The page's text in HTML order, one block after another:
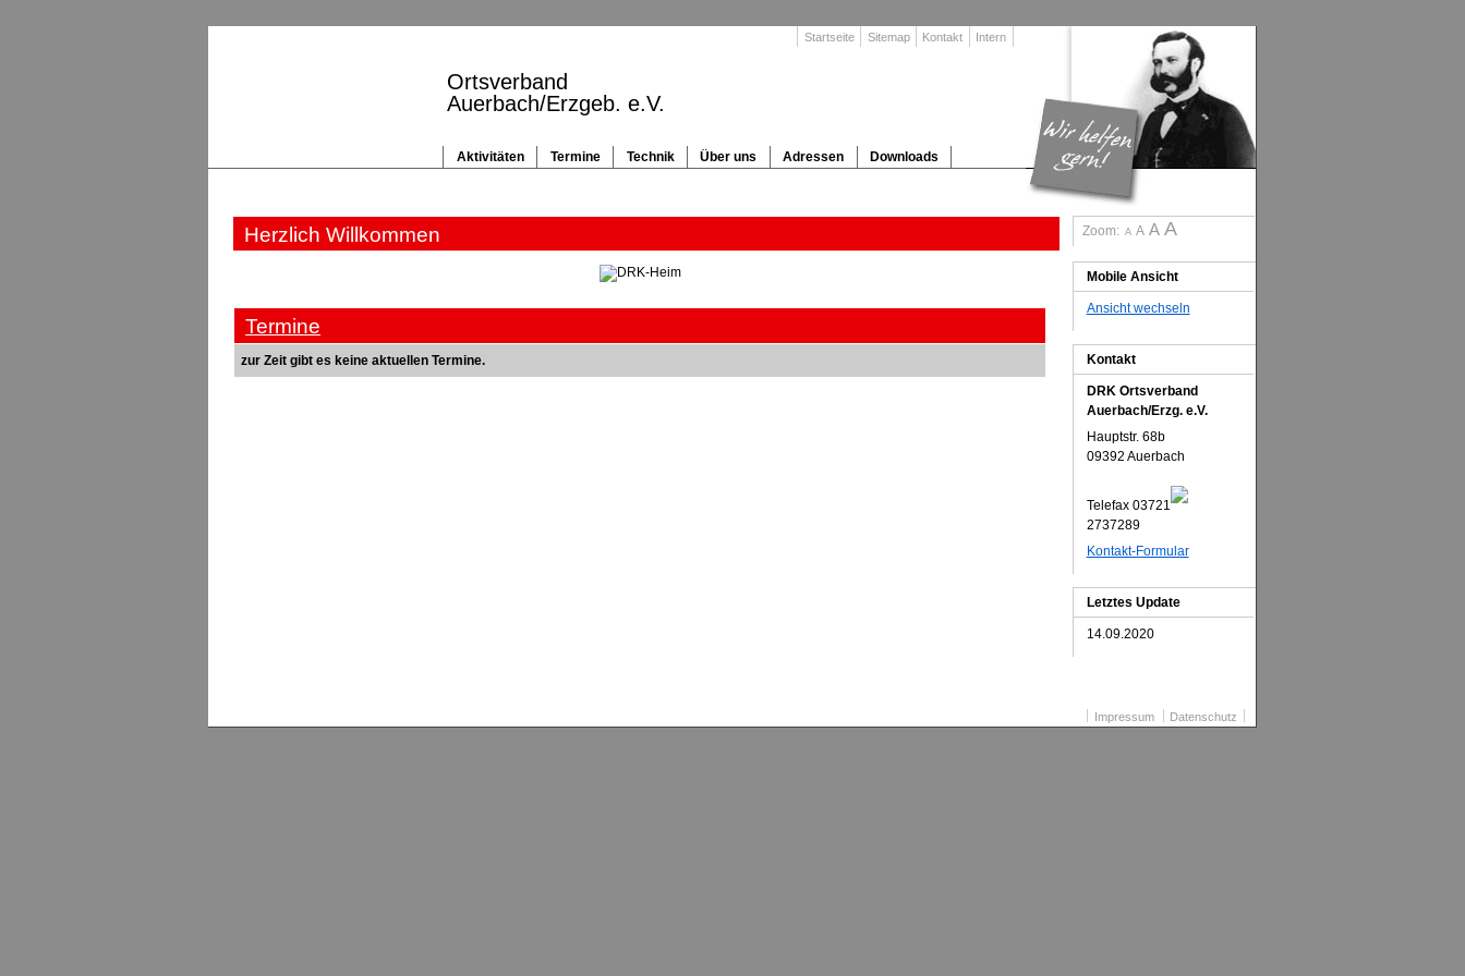
Startseite Sitemap Kontakt Intern
Ortsverband
Auerbach/Erzgeb. e.V.
Aktivitäten Termine Technik Über uns Adressen Downloads
Zoom: A A A A
Mobile Ansicht
Ansicht wechseln
Kontakt
DRK Ortsverband
Auerbach/Erzg. e.V.
Hauptstr. 68b
09392 Auerbach
Telefax 03721
2737289
Kontakt-Formular
Letztes Update
14.09.2020
Herzlich Willkommen
Termine
zur Zeit gibt es keine aktuellen Termine.
Impressum Datenschutz